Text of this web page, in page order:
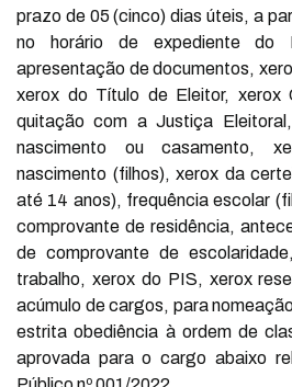
prazo de 05 (cinco) dias úteis, a
no horário de expediente do
apresentação de documentos,
xerox do Título de Eleitor, xerox
quitação com a Justiça
nascimento ou casamento,
nascimento (filhos), xerox da
até 14 anos), frequência escolar
comprovante de residência,
de comprovante de
trabalho, xerox do PIS, xerox
acúmulo de cargos, para
estrita obediência à ordem de
aprovada para o cargo abaixo